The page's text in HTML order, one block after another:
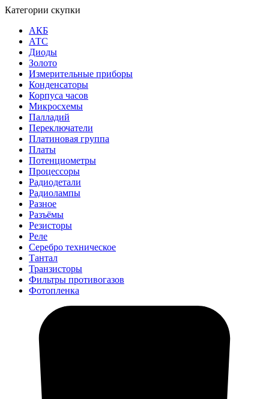
Категории скупки
АКБ
АТС
Диоды
Золото
Измерительные приборы
Конденсаторы
Корпуса часов
Микросхемы
Палладий
Переключатели
Платиновая группа
Платы
Потенциометры
Процессоры
Радиодетали
Радиолампы
Разное
Разъёмы
Резисторы
Реле
Серебро техническое
Тантал
Транзисторы
Фильтры противогазов
Фотопленка